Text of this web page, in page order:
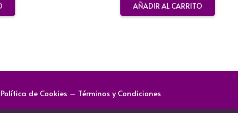
AÑADIR AL CARRITO
Política de Cookies – Términos y Condiciones